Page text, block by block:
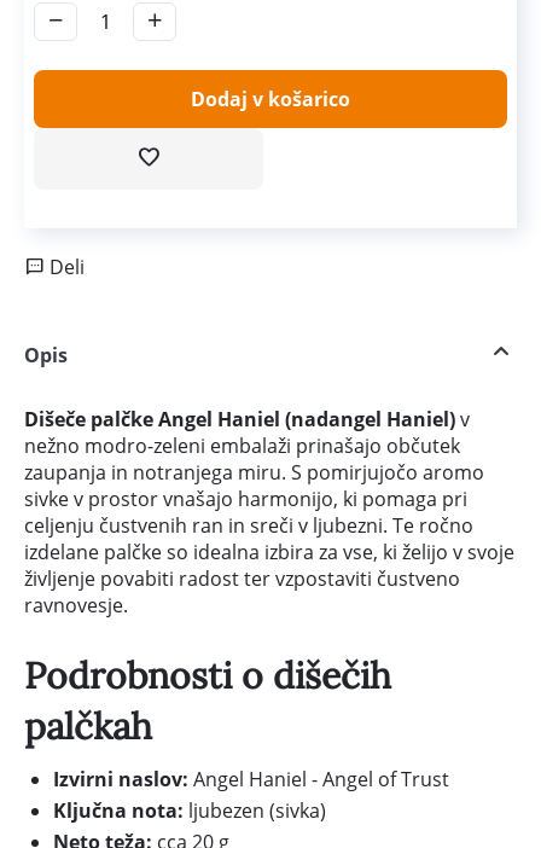
+
−
Dodaj v košarico
Deli
Opis
Dišeče palčke Angel Haniel (nadangel Haniel)v
nežno modro-zeleni embalaži prinašajo občutek
zaupanja in notranjega miru. S pomirjujočo aromo
sivke v prostor vnašajo harmonijo, ki pomaga pri
celjenju čustvenih ran in sreči v ljubezni. Te ročno
izdelane palčke so idealna izbira za vse, ki želijo v svoje
življenje povabiti radost ter vzpostaviti čustveno
ravnovesje.
Podrobnosti o dišečih
palčkah
Izvirni naslov: Angel Haniel - Angel of Trust
Ključna nota: ljubezen (sivka)
Neto teža: cca 20 g